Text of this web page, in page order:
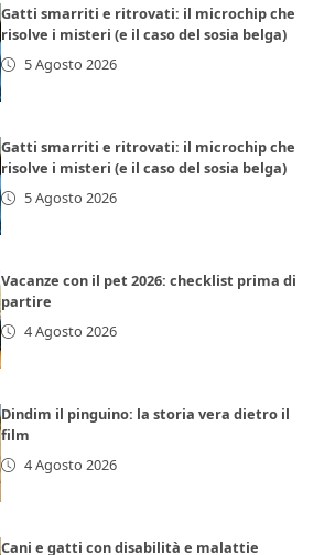
Gatti smarriti e ritrovati: il microchip che
risolve i misteri (e il caso del sosia belga)
5 Agosto 2026
Gatti smarriti e ritrovati: il microchip che
risolve i misteri (e il caso del sosia belga)
5 Agosto 2026
Vacanze con il pet 2026: checklist prima di
partire
4 Agosto 2026
Dindim il pinguino: la storia vera dietro il
film
4 Agosto 2026
Cani e gatti con disabilità e malattie